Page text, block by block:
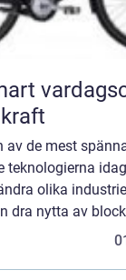
av de mest
teknologierna
olika
dra nytta av
teknik ...